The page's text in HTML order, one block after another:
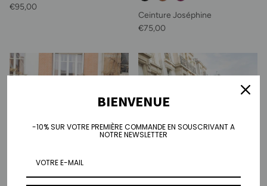
Prix habituel
€95,00
Ceinture Joséphine
Prix habituel
€75,00
BIENVENUE
-10% SUR VOTRE PREMIÈRE COMMANDE EN SOUSCRIVANT A
NOTRE NEWSLETTER